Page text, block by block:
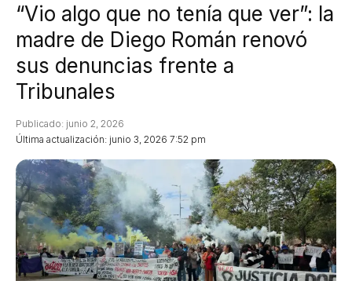
“Vio algo que no tenía que ver”: la
madre de Diego Román renovó
sus denuncias frente a
Tribunales
Última actualización: junio 3, 2026 7:52 pm
Publicado: junio 2, 2026